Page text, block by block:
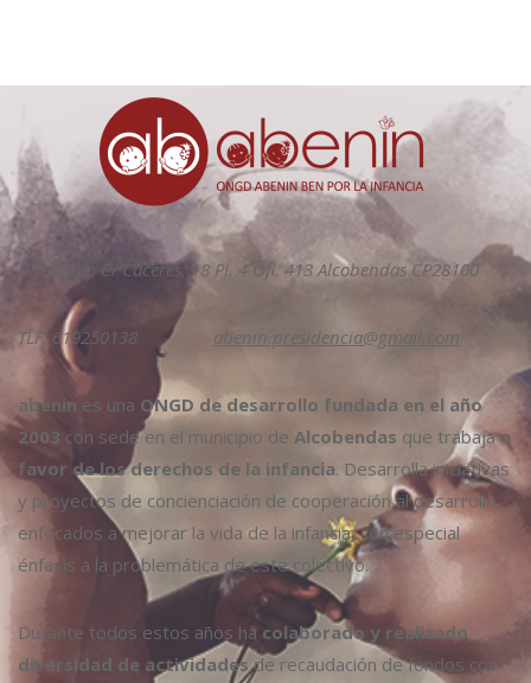
Dirección: C/ Cáceres, 18 Pl. 4 Ofi. 413 Alcobendas CP28100
TLF: 619250138 abenin.presidencia@gmail.com
abenin es una ONGD de desarrollo fundada en el año
2003 con sede en el municipio de Alcobendas que trabajaa
favor de los derechos de la infancia. Desarrolla iniciativas
y proyectos de concienciación de cooperación al desarrollo,
enfocados a mejorar la vida de la infancia, con especial
énfasis a la problemática de este colectivo.
Durante todos estos años ha colaborado y realizado
diversidad de actividadesde recaudación de fondos con